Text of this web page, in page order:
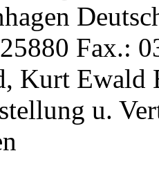
Fax.:
Kurt Ewald
u.